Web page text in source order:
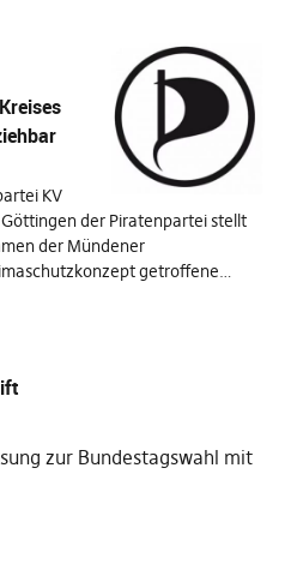
KV
der Piratenpartei stellt
der Mündener
getroffene…
zur Bundestagswahl mit